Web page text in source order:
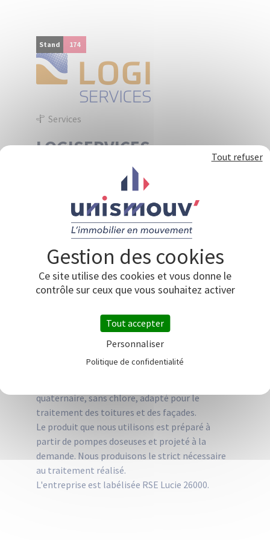
Stand 174
Services
LOGISERVICES
La société Logiservices filiale du groupe
Raimbault Environnements est spécialisée
depuis 2004 dans le traitement des mousses et
des lichens présents sur les toitures et façades
des bâtiments. Elle travaille depuis plus de 20
années avec l’ensemble des bailleurs sociaux du
grand ouest.
Le process utilisé est un process développé par
l'entreprise appelé process BIOZYMOUSS
mousse de fixer le produit sur les supports et
d’éviter les écoulements de substances dans les
Pour cela LOGISERVICES utilise un produit
quaternaire, sans chlore, adapté pour le
traitement des toitures et des façades.
Le produit que nous utilisons est préparé à
partir de pompes doseuses et projeté à la
demande. Nous produisons le strict nécessaire
au traitement réalisé.
L'entreprise est labélisée RSE Lucie 26000.
Ce site utilise des cookies et vous donne le
contrôle sur ceux que vous souhaitez activer
Tout accepter
Tout refuser
Personnaliser
Politique de confidentialité